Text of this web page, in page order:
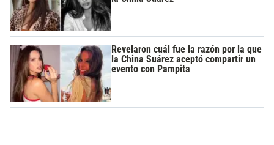
Revelaron cuál fue la razón por la que
la China Suárez aceptó compartir un
evento con Pampita